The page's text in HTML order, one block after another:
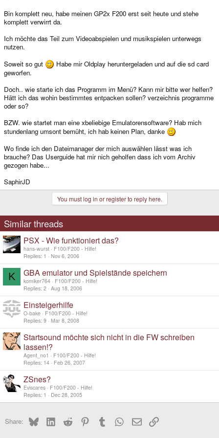
Bin komplett neu, habe meinen GP2x F200 erst seit heute und stehe
komplett verwirrt da.
Ich möchte das Teil zum Videoabspielen und musikspielen unterwegs
nutzen.
Soweit so gut
Habe mir Oldplay heruntergeladen und auf die sd card
geworfen.
Doch.. wie starte ich das Programm im Menü? Kann mir bitte wer helfen?
Hätt ich das wohin bestimmtes entpacken sollen? verzeichnis programme
oder so?
BZW. wie startet man eine xbeliebige Emulatorensoftware? Hab mich
stundenlang umsont bemüht, ich hab keinen Plan, danke
Wo finde ich den Dateimanager der mich auswählen lässt was ich
brauche? Das Userguide hat mir nich geholfen dass ich vom Archiv
gezogen habe...
SaphirJD
You must log in or register to reply here.
Similar threads
PSX - Wie funktioniert das?
hans-wurst
F100/F200 - Hilfe!
Replies 1 Nov 6, 2006
K GBA emulator und Spielstände speichern
komiker764
F100/F200 - Hilfe!
Replies 2 Aug 18, 2006
Einsteigerhilfe
O-bake
F100/F200 - Hilfe!
Replies 9 Mar 8, 2008
Startsound möchte sich nicht in die FW schreiben
lassen!?
Agent_no1
F100/F200 - Hilfe!
Replies 14 Feb 26, 2007
ZSnes?
Eviscares
F100/F200 - Hilfe!
Replies 1 Dec 28, 2005
Share: BlueskyLinkedInReddit PinterestTumblr WhatsApp
EmailLink